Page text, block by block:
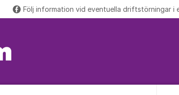
Följ information vid eventuella driftstörningar i